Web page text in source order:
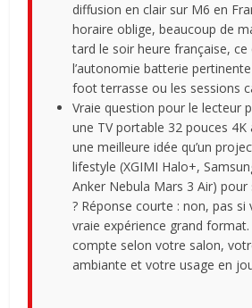
diffusion en clair sur M6 en
horaire oblige, beaucoup de
tard le soir heure française, ce
l’autonomie batterie
foot terrasse ou les sessions
Vraie question pour le lecteur
une TV portable 32 pouces
une meilleure idée qu’un
lifestyle (XGIMI Halo+,
Anker Nebula Mars 3 Air)
? Réponse courte : non, pas si
vraie expérience grand
compte selon votre salon,
ambiante et votre usage en